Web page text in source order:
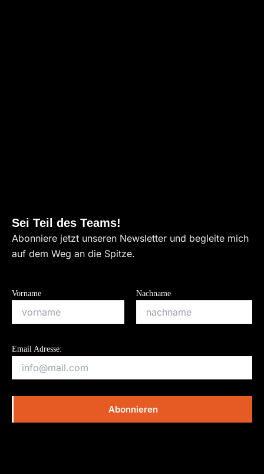
Sei Teil des Teams!
Abonniere jetzt unseren Newsletter und begleite mich
auf dem Weg an die Spitze.
Vorname Nachname
Email Adresse: